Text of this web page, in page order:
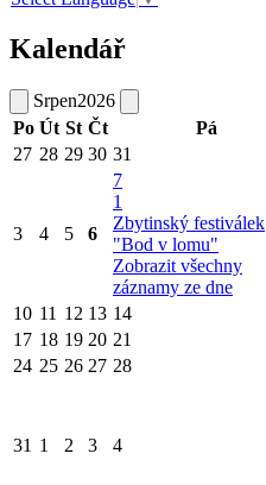
Kalendář
Srpen2026
Po Út St Čt Pá
27 28 29 30 31
3 4 5 6
7
1
Zbytinský festiválek
"Bod v lomu"
Zobrazit všechny
záznamy ze dne
10 11 12 13 14
17 18 19 20 21
24 25 26 27 28
31 1 2 3 4